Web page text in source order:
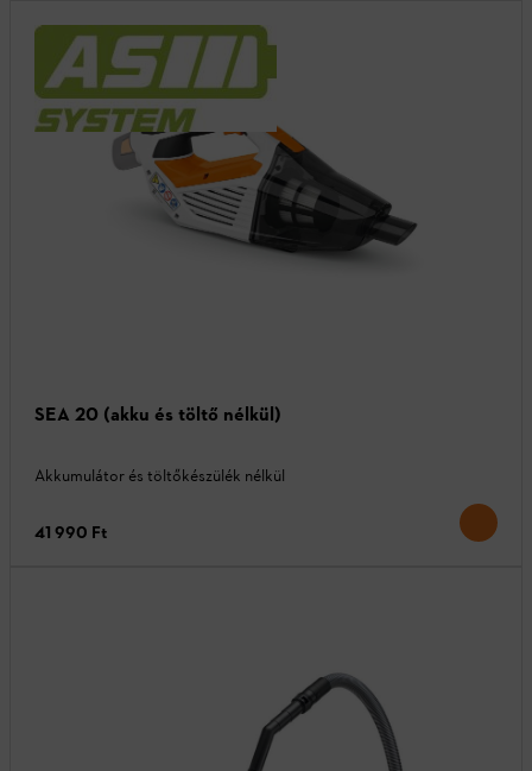
SEA 20 (akku és töltő nélkül)
Akkumulátor és töltőkészülék nélkül
41 990 Ft